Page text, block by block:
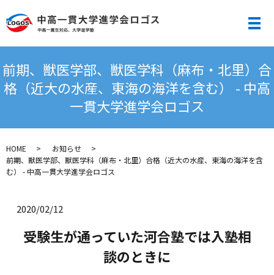
メ
前期、獣医学部、獣医学科（麻布・北里）合
格（近大の水産、東海の海洋を含む） - 中高
一貫大学進学会ロゴス
HOME
お知らせ
前期、獣医学部、獣医学科（麻布・北里）合格（近大の水産、東海の海洋を含
む） - 中高一貫大学進学会ロゴス
2020/02/12
受験生が通っていた河合塾では入塾相
談のときに